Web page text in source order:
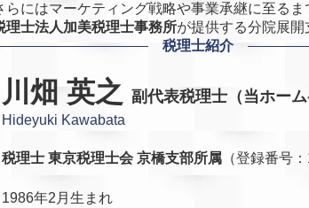
にはマーケティング戦略や事業承継に至る
理士法人加美税理士事務所が提供する分院展開
税理士紹介
川畑 英之 副代表税理士（当ホーム
Hideyuki Kawabata
税理士 東京税理士会 京橋支部所属（登録番号：
1986年2月生まれ